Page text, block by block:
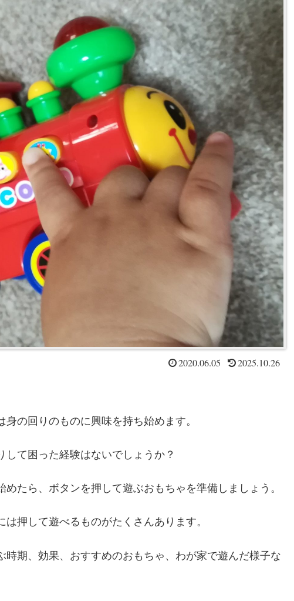
2020.06.05 2025.10.26
の回りのものに興味を持ち始めます。
て困った経験はないでしょうか？
たら、ボタンを押して遊ぶおもちゃを準備しましょう。
押して遊べるものがたくさんあります。
時期、効果、おすすめのおもちゃ、わが家で遊んだ様子な